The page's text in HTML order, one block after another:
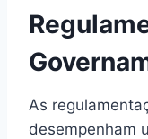
As
desempenham